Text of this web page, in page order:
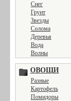
Снег
Грунт
Звезды
Солома
Деревья
Вода
Волны
ОВОЩИ
Разные
Картофель
Помидоры